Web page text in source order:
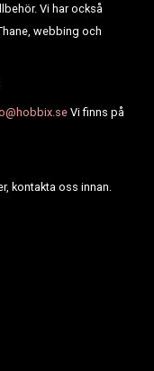
Vi har också
webbing och
Vi finns på
kontakta oss innan.